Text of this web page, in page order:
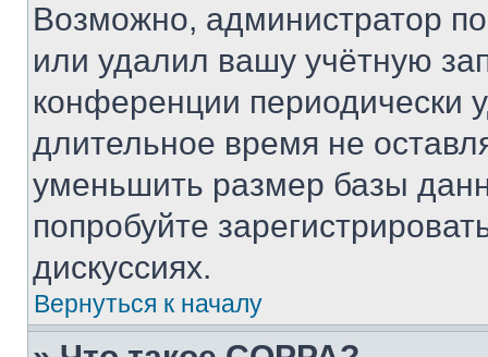
Возможно, администратор
или удалил вашу учётную
конференции периодически
длительное время не
уменьшить размер базы
попробуйте
дискуссиях.
Вернуться к началу